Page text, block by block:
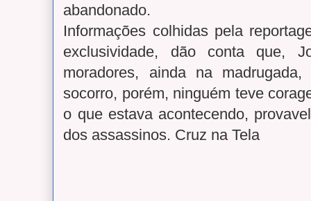
abandonado.
Informações colhidas pela
exclusividade, dão conta que,
moradores, ainda na
socorro, porém, ninguém teve
o que estava acontecendo,
dos assassinos. Cruz na Tela